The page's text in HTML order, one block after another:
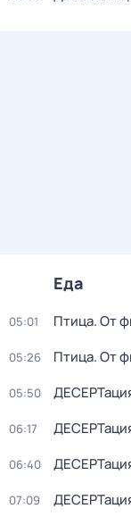
Еда
05:01 Птица. От
05:26 Птица. От
05:50
06:17
06:40
07:09